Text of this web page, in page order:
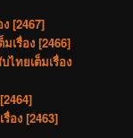
[2467]
เรื่อง [2466]
ไทยเต็มเรื่อง
อง [2463]